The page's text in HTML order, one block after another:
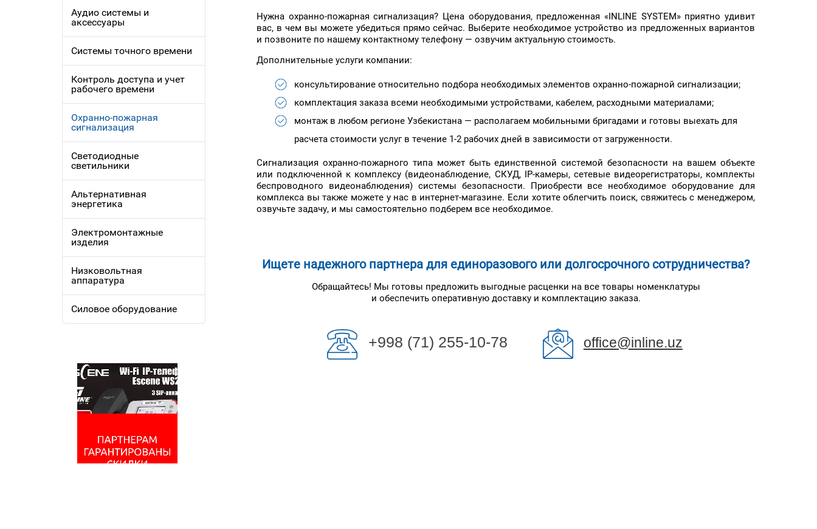
Аудио системы и
аксессуары
Системы точного времени
Контроль доступа и учет
рабочего времени
Охранно-пожарная
сигнализация
Светодиодные
светильники
Альтернативная
энергетика
Электромонтажные
изделия
Низковольтная
аппаратура
Силовое оборудование
Нужна охранно-пожарная сигнализация? Цена оборудования, предложенная «INLINE SYSTEM» приятно удивит
вас, в чем вы можете убедиться прямо сейчас. Выберите необходимое устройство из предложенных вариантов
и позвоните по нашему контактному телефону — озвучим актуальную стоимость.
Дополнительные услуги компании:
консультирование относительно подбора необходимых элементов охранно-пожарной сигнализации;
комплектация заказа всеми необходимыми устройствами, кабелем, расходными материалами;
монтаж в любом регионе Узбекистана — располагаем мобильными бригадами и готовы выехать для
расчета стоимости услуг в течение 1-2 рабочих дней в зависимости от загруженности.
Сигнализация охранно-пожарного типа может быть единственной системой безопасности на вашем объекте
или подключенной к комплексу (видеонаблюдение, СКУД, IP-камеры, сетевые видеорегистраторы, комплекты
беспроводного видеонаблюдения) системы безопасности. Приобрести все необходимое оборудование для
комплекса вы также можете у нас в интернет-магазине. Если хотите облегчить поиск, свяжитесь с менеджером,
озвучьте задачу, и мы самостоятельно подберем все необходимое.
Ищете надежного партнера для единоразового или долгосрочного сотрудничества?
Обращайтесь! Мы готовы предложить выгодные расценки на все товары номенклатуры
и обеспечить оперативную доставку и комплектацию заказа.
+998 (71) 255-10-78 office@inline.uz